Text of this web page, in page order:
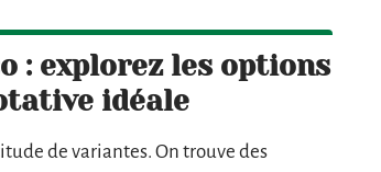
: explorez les options
idéale
de variantes. On trouve des